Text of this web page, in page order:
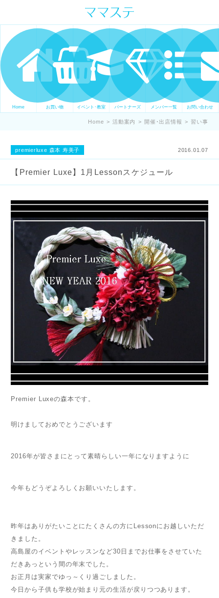
ママの才能発信します。 手づくり
表現ステージ ママステ スキル・セ
ンスを表現したいママが集まって
ます。
Home お買い物 イベント･教室 パートナーズ メンバー一覧 お問い合わせ
Home > 活動案内 > 開催･出店情報 > 習い事
premierluxe 森本 寿美子 2016.01.07
【Premier Luxe】1月Lessonスケジュール
Premier Luxeの森本です。
明けましておめでとうございます
2016年が皆さまにとって素晴らしい一年になりますように
今年もどうぞよろしくお願いいたします。
昨年はありがたいことにたくさんの方にLessonにお越しいただ
きました。
高島屋のイベントやレッスンなど30日までお仕事をさせていた
だきあっという間の年末でした。
お正月は実家でゆっ～くり過ごしました。
今日から子供も学校が始まり元の生活が戻りつつあります。